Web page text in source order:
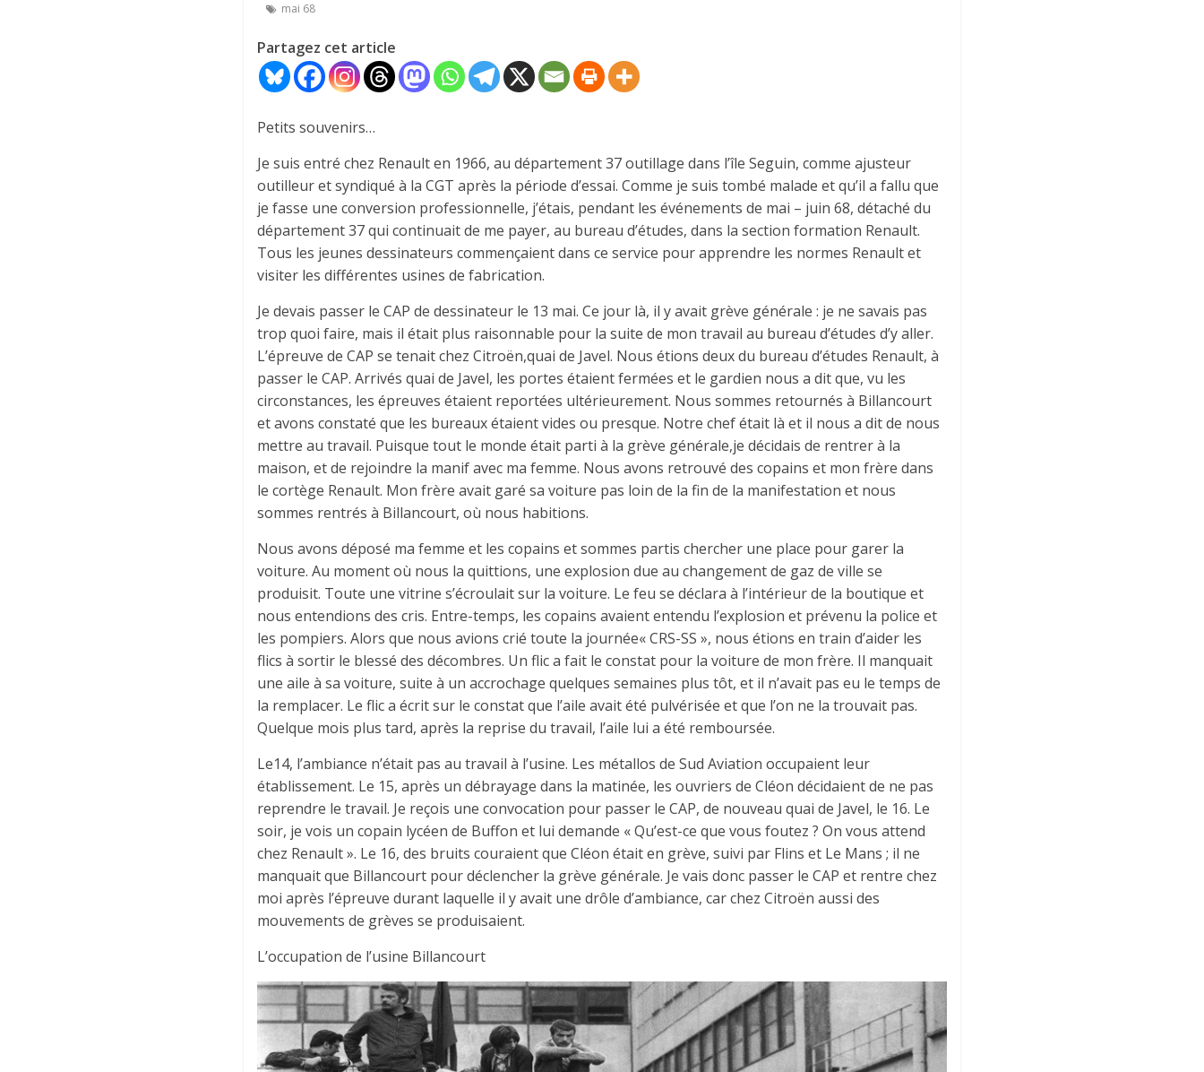
mai 68
Partagez cet article
Petits souvenirs…
Je suis entré chez Renault en 1966, au département 37 outillage dans l’île Seguin, comme ajusteur
outilleur et syndiqué à la CGT après la période d’essai. Comme je suis tombé malade et qu’il a fallu que
je fasse une conversion professionnelle, j’étais, pendant les événements de mai – juin 68, détaché du
département 37 qui continuait de me payer, au bureau d’études, dans la section formation Renault.
Tous les jeunes dessinateurs commençaient dans ce service pour apprendre les normes Renault et
visiter les différentes usines de fabrication.
Je devais passer le CAP de dessinateur le 13 mai. Ce jour là, il y avait grève générale : je ne savais pas
trop quoi faire, mais il était plus raisonnable pour la suite de mon travail au bureau d’études d’y aller.
L’épreuve de CAP se tenait chez Citroën,quai de Javel. Nous étions deux du bureau d’études Renault, à
passer le CAP. Arrivés quai de Javel, les portes étaient fermées et le gardien nous a dit que, vu les
circonstances, les épreuves étaient reportées ultérieurement. Nous sommes retournés à Billancourt
et avons constaté que les bureaux étaient vides ou presque. Notre chef était là et il nous a dit de nous
mettre au travail. Puisque tout le monde était parti à la grève générale,je décidais de rentrer à la
maison, et de rejoindre la manif avec ma femme. Nous avons retrouvé des copains et mon frère dans
le cortège Renault. Mon frère avait garé sa voiture pas loin de la fin de la manifestation et nous
sommes rentrés à Billancourt, où nous habitions.
Nous avons déposé ma femme et les copains et sommes partis chercher une place pour garer la
voiture. Au moment où nous la quittions, une explosion due au changement de gaz de ville se
produisit. Toute une vitrine s’écroulait sur la voiture. Le feu se déclara à l’intérieur de la boutique et
nous entendions des cris. Entre-temps, les copains avaient entendu l’explosion et prévenu la police et
les pompiers. Alors que nous avions crié toute la journée« CRS-SS », nous étions en train d’aider les
flics à sortir le blessé des décombres. Un flic a fait le constat pour la voiture de mon frère. Il manquait
une aile à sa voiture, suite à un accrochage quelques semaines plus tôt, et il n’avait pas eu le temps de
la remplacer. Le flic a écrit sur le constat que l’aile avait été pulvérisée et que l’on ne la trouvait pas.
Quelque mois plus tard, après la reprise du travail, l’aile lui a été remboursée.
Le14, l’ambiance n’était pas au travail à l’usine. Les métallos de Sud Aviation occupaient leur
établissement. Le 15, après un débrayage dans la matinée, les ouvriers de Cléon décidaient de ne pas
reprendre le travail. Je reçois une convocation pour passer le CAP, de nouveau quai de Javel, le 16. Le
soir, je vois un copain lycéen de Buffon et lui demande « Qu’est-ce que vous foutez ? On vous attend
chez Renault ». Le 16, des bruits couraient que Cléon était en grève, suivi par Flins et Le Mans ; il ne
manquait que Billancourt pour déclencher la grève générale. Je vais donc passer le CAP et rentre chez
moi après l’épreuve durant laquelle il y avait une drôle d’ambiance, car chez Citroën aussi des
mouvements de grèves se produisaient.
L’occupation de l’usine Billancourt